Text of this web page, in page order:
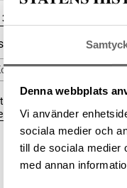
Denna webbplats
Vi använder
sociala medier och
till de sociala medier
med annan
relaterade föremål
samlingar.shm.se/
URI
på denna sida är fri
hos Statens historiska